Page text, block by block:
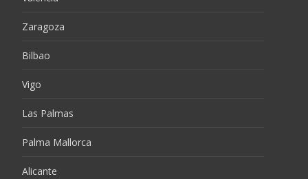
Zaragoza
Bilbao
Vigo
Las Palmas
Palma Mallorca
Alicante